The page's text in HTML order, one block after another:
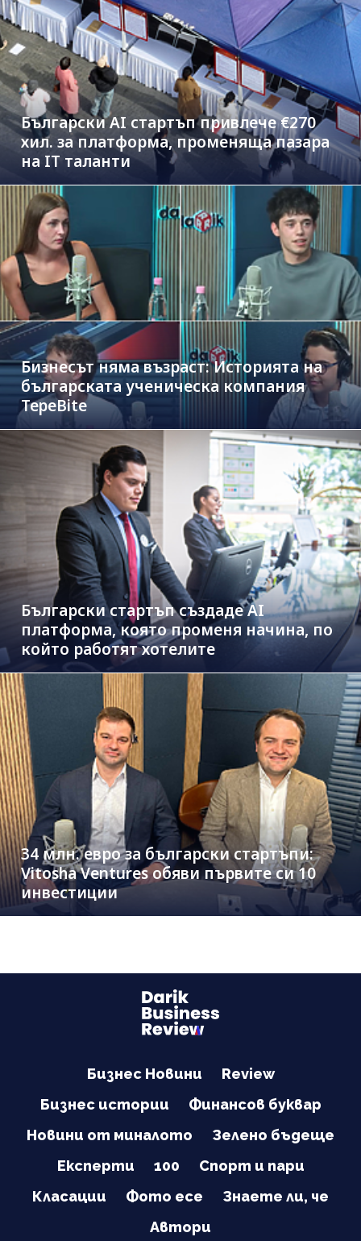
Български AI стартъп привлече €270
хил. за платформа, променяща пазара
на IT таланти
Бизнесът няма възраст: Историята на
българската ученическа компания
TepeBite
Български стартъп създаде AI
платформа, която променя начина, по
който работят хотелите
34 млн. евро за български стартъпи:
Vitosha Ventures обяви първите си 10
инвестиции
Бизнес Новини
Review
Бизнес истории
Финансов буквар
Новини от миналото
Зелено бъдеще
Експерти
100
Спорт и пари
Класации
Фото есе
Знаете ли, че
Автори